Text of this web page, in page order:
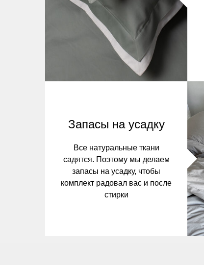
Запасы на усадку
Все натуральные ткани
садятся. Поэтому мы делаем
запасы на усадку, чтобы
комплект радовал вас и после
стирки